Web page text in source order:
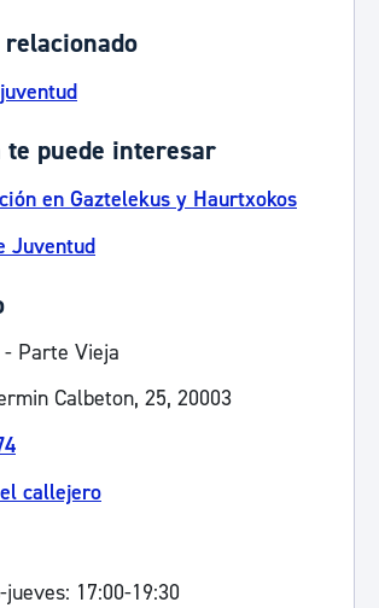
te puede interesar
en Gaztelekus y Haurtxokos
Juventud
Parte Vieja
Calbeton, 25, 20003
callejero
17:00-19:30